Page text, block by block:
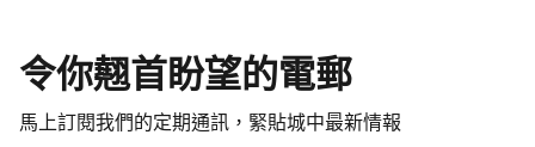
令你翹首盼望的電郵
馬上訂閱我們的定期通訊，緊貼城中最新情報